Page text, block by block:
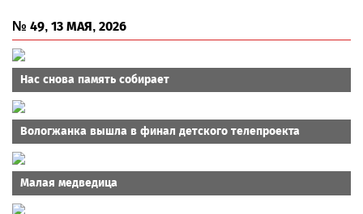
№ 49, 13 МАЯ, 2026
Нас снова память собирает
Вологжанка вышла в финал детского телепроекта
Малая медведица